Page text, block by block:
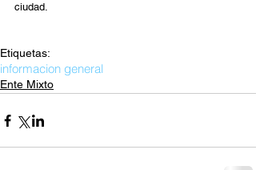
ciudad.
Etiquetas:
informacion general
Ente Mixto